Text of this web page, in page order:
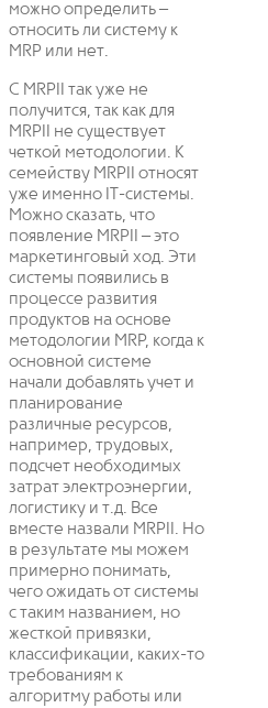
можно определить –
относить ли систему к
MRP или нет.
С MRPII так уже не
получится, так как для
MRPII не существует
четкой методологии. К
семейству MRPII относят
уже именно IT-системы.
Можно сказать, что
появление MRPII – это
маркетинговый ход. Эти
системы появились в
процессе развития
продуктов на основе
методологии MRP, когда к
основной системе
начали добавлять учет и
планирование
различные ресурсов,
например, трудовых,
подсчет необходимых
затрат электроэнергии,
логистику и т.д. Все
вместе назвали MRPII. Но
в результате мы можем
примерно понимать,
чего ожидать от системы
с таким названием, но
жесткой привязки,
классификации, каких-то
требованиям к
алгоритму работы или